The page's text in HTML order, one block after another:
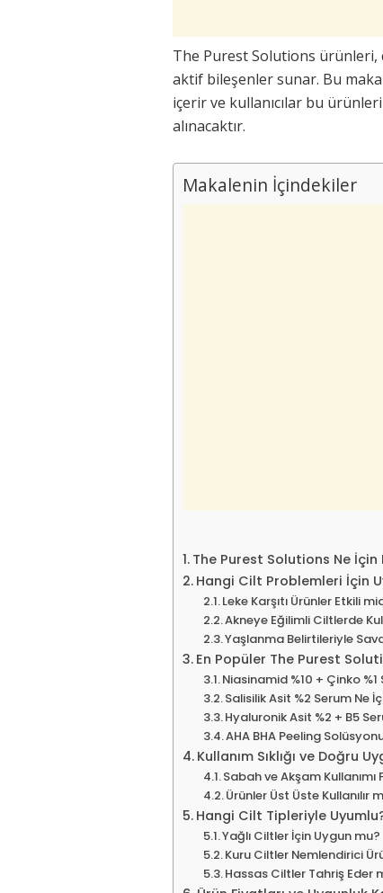
The Purest Solutions ürünleri,
aktif bileşenler sunar. Bu
içerir ve kullanıcılar bu
alınacaktır.
Makalenin İçindekiler
The Purest Solutions Ne İçin
Hangi Cilt Problemleri İçin
Leke Karşıtı Ürünler Etkili
Akneye Eğilimli Ciltlerde
Yaşlanma Belirtileriyle
En Popüler The Purest
Niasinamid %10 + Çinko
Salisilik Asit %2 Serum Ne
Hyaluronik Asit %2 + B5
AHA BHA Peeling
Kullanım Sıklığı ve Doğru
Sabah ve Akşam Kullanımı
Ürünler Üst Üste Kullanılır
Hangi Cilt Tipleriyle
Yağlı Ciltler İçin Uygun mu?
Kuru Ciltler Nemlendirici
Hassas Ciltler Tahriş Eder